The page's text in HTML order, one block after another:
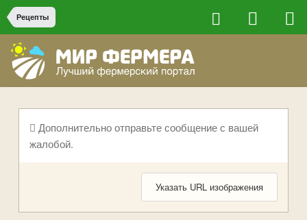
Рецепты
Дополнительно отправьте сообщение с вашей
жалобой.
Указать URL изображения